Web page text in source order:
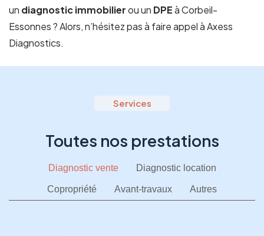
un diagnostic immobilierou un DPEà Corbeil-
Essonnes ? Alors, n’hésitez pas à faire appel à Axess
Diagnostics.
Services
Toutes nos prestations
Diagnostic vente Diagnostic location
Copropriété Avant-travaux Autres